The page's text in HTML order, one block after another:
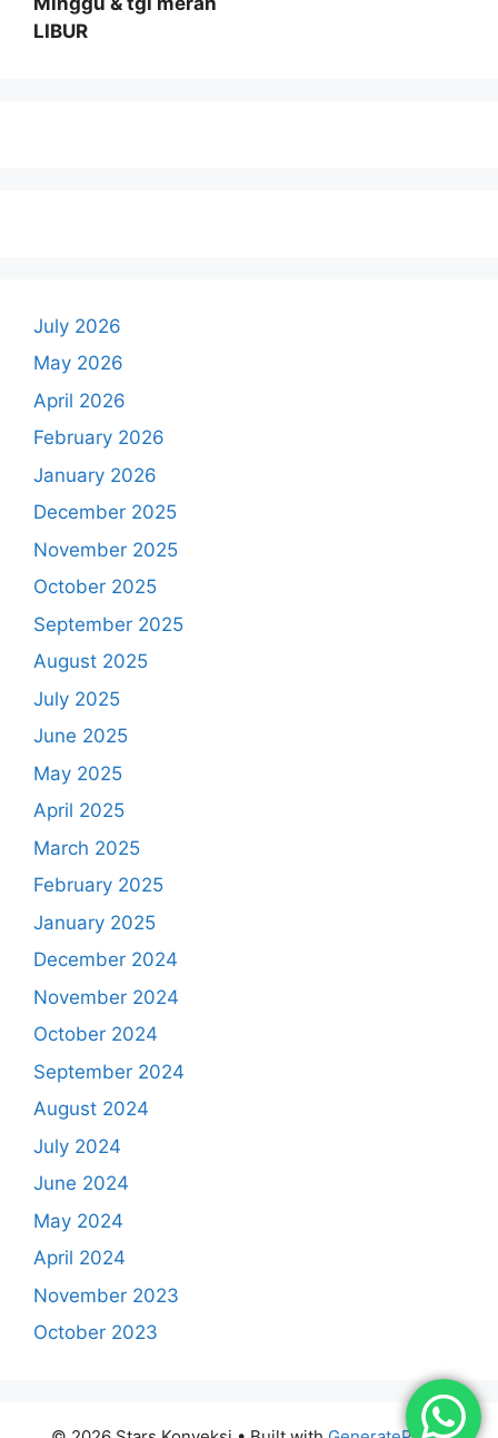
LIBUR
July 2026
May 2026
April 2026
February 2026
January 2026
December 2025
November 2025
October 2025
September 2025
August 2025
July 2025
June 2025
May 2025
April 2025
March 2025
February 2025
January 2025
December 2024
November 2024
October 2024
September 2024
August 2024
July 2024
June 2024
May 2024
April 2024
November 2023
October 2023